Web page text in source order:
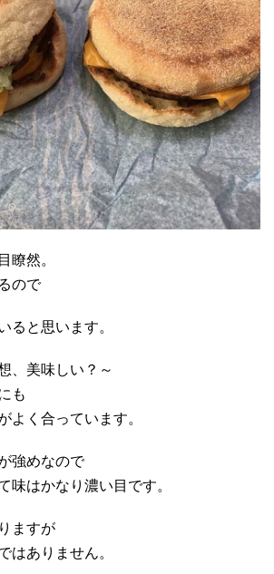
瞭然。
ので
ると思います。
、美味しい？～
も
よく合っています。
強めなので
味はかなり濃い目です。
ますが
はありません。